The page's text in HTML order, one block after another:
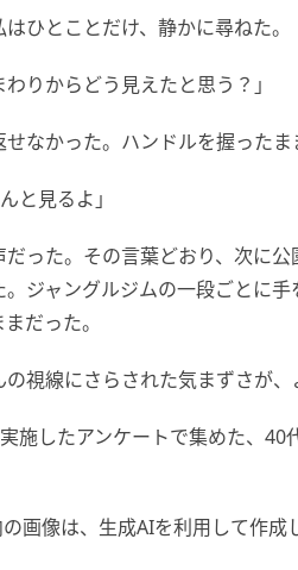
ひとことだけ、静かに尋ねた。
わりからどう見えたと思う？」
なかった。ハンドルを握ったま
と見るよ」
った。その言葉どおり、次に
ジャングルジムの一段ごとに
だった。
視線にさらされた気まずさが、
施したアンケートで集めた、
画像は、生成AIを利用して作成